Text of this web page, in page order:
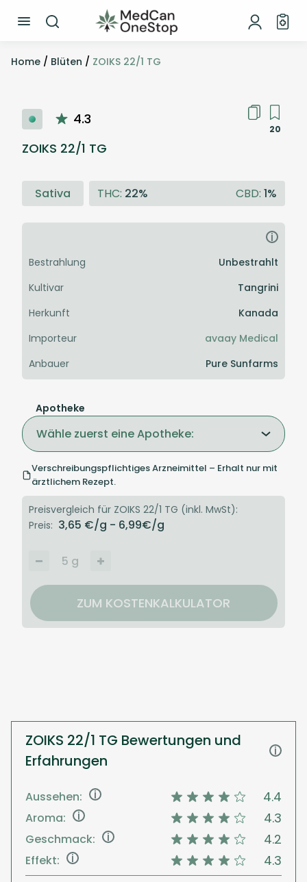
Home / Blüten / ZOIKS 22/1 TG
4.3
20
ZOIKS 22/1 TG
Sativa THC: 22% CBD: 1%
i
Bestrahlung
Unbestrahlt
Kultivar
Tangrini
Herkunft
Kanada
Importeur
avaay Medical
Anbauer
Pure Sunfarms
Apotheke
Wähle zuerst eine Apotheke:
Verschreibungspflichtiges Arzneimittel – Erhalt nur mit
ärztlichem Rezept.
Preisvergleich für ZOIKS 22/1 TG (inkl. MwSt):
Preis: 3,65 €/g - 6,99€/g
5 g
ZUM KOSTENKALKULATOR
ZOIKS 22/1 TG Bewertungen und
Erfahrungen
i
Aussehen: i 4.4
Aroma: i 4.3
Geschmack: i 4.2
Effekt: i
4.3